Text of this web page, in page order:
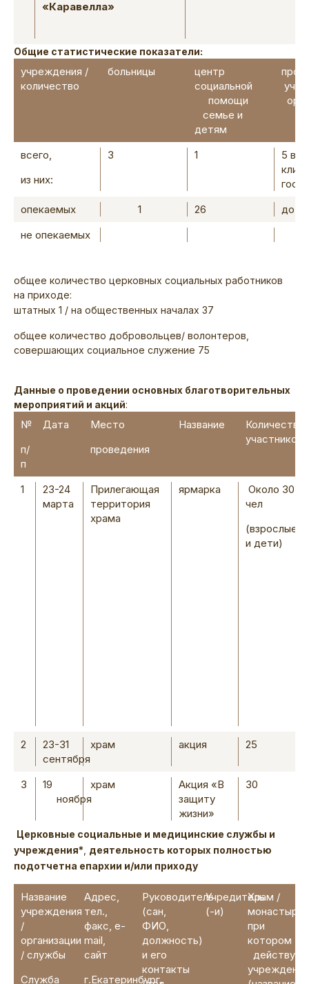
«Каравелла»
Общие статистические показатели:
учреждения /
количество
больницы
центр
социальной
помощи
семье и
детям
всего,
из них:
3 1
5
опекаемых
1 26
до
не опекаемых
общее количество церковных социальных работников
на приходе:
штатных 1 / на общественных началах 37
общее количество добровольцев/ волонтеров,
совершающих социальное служение 75
Данные о проведении основных благотворительных
мероприятий и акций:
№
п/
п
Дата
Место
проведения
Название
Количество
участников
1
23-24
марта
Прилегающая
территория
храма
ярмарка
Около 30
чел
(взрослые
и дети)
2
23-31
сентября
храм акция 25
3
19
ноября
храм
Акция «В
защиту
жизни»
30
Церковные социальные и медицинские службы и
учреждения* деятельность которых полностью
подотчетна епархии и/или приходу
Название
учреждения
/
организации
/ службы
Служба
Адрес,
тел.,
факс, e-
mail,
сайт
г.Екатеринбург,
Руководитель
(сан,
ФИО,
должность)
и его
контакты
Учредитель
(-и)
Храм /
монастырь,
при
котором
действует
учреждение